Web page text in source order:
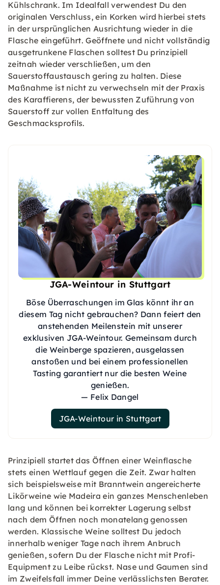
Kühlschrank. Im Idealfall verwendest Du den
originalen Verschluss, ein Korken wird hierbei stets
in der ursprünglichen Ausrichtung wieder in die
Flasche eingeführt. Geöffnete und nicht vollständig
ausgetrunkene Flaschen solltest Du prinzipiell
zeitnah wieder verschließen, um den
Sauerstoffaustausch gering zu halten. Diese
Maßnahme ist nicht zu verwechseln mit der Praxis
des Karaffierens, der bewussten Zuführung von
Sauerstoff zur vollen Entfaltung des
Geschmacksprofils.
JGA-Weintour in Stuttgart
Böse Überraschungen im Glas könnt ihr an
diesem Tag nicht gebrauchen? Dann feiert den
anstehenden Meilenstein mit unserer
exklusiven JGA-Weintour. Gemeinsam durch
die Weinberge spazieren, ausgelassen
anstoßen und bei einem professionellen
Tasting garantiert nur die besten Weine
genießen.
— Felix Dangel
JGA-Weintour in Stuttgart
Prinzipiell startet das Öffnen einer Weinflasche
stets einen Wettlauf gegen die Zeit. Zwar halten
sich beispielsweise mit Branntwein angereicherte
Likörweine wie Madeira ein ganzes Menschenleben
lang und können bei korrekter Lagerung selbst
nach dem Öffnen noch monatelang genossen
werden. Klassische Weine solltest Du jedoch
innerhalb weniger Tage nach ihrem Anbruch
genießen, sofern Du der Flasche nicht mit Profi-
Equipment zu Leibe rückst. Nase und Gaumen sind
im Zweifelsfall immer Deine verlässlichsten Berater.